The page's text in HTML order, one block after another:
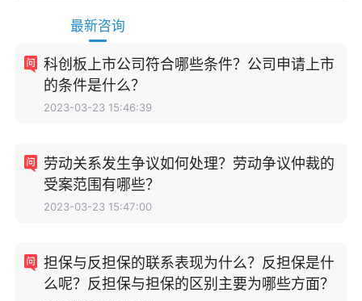
最新咨询
科创板上市公司符合哪些条件？公司申请上市
的条件是什么？
2023-03-23 15:46:39
劳动关系发生争议如何处理？劳动争议仲裁的
受案范围有哪些？
2023-03-23 15:47:00
担保与反担保的联系表现为什么？反担保是什
么呢？反担保与担保的区别主要为哪些方面？